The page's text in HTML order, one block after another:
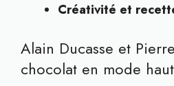
Créativité et
Alain Ducasse et
chocolat en mode